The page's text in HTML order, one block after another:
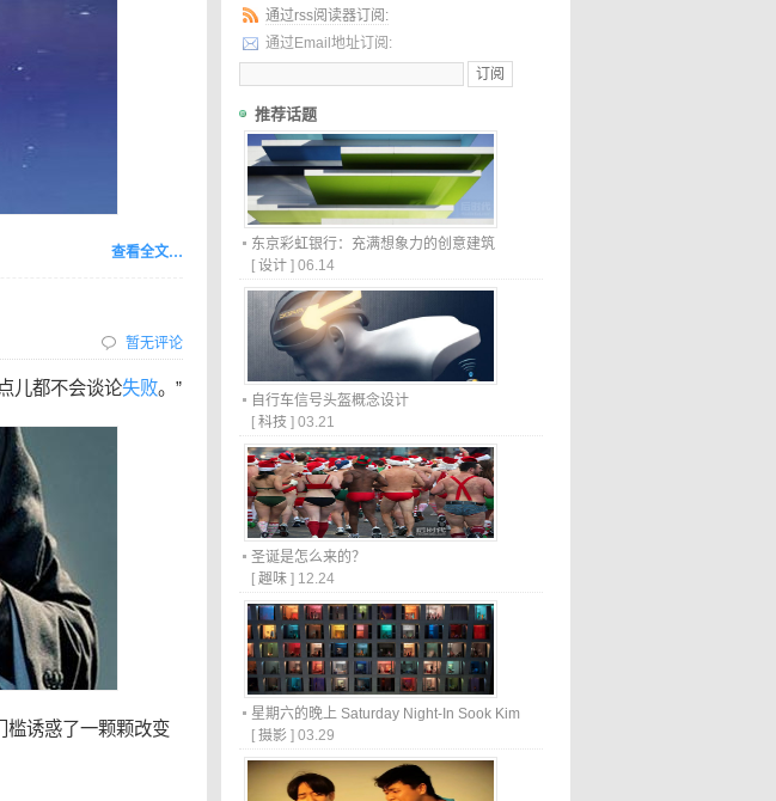
查看全文…
暂无评论
儿都不会谈论失败。”
槛诱惑了一颗颗改变
通过rss阅读器订阅:
通过Email地址订阅:
推荐话题
东京彩虹银行：充满想象力的创意建筑
[ 设计 ] 06.14
自行车信号头盔概念设计
[ 科技 ] 03.21
圣诞是怎么来的？
[ 趣味 ] 12.24
星期六的晚上 Saturday Night-In Sook Kim
[ 摄影 ] 03.29